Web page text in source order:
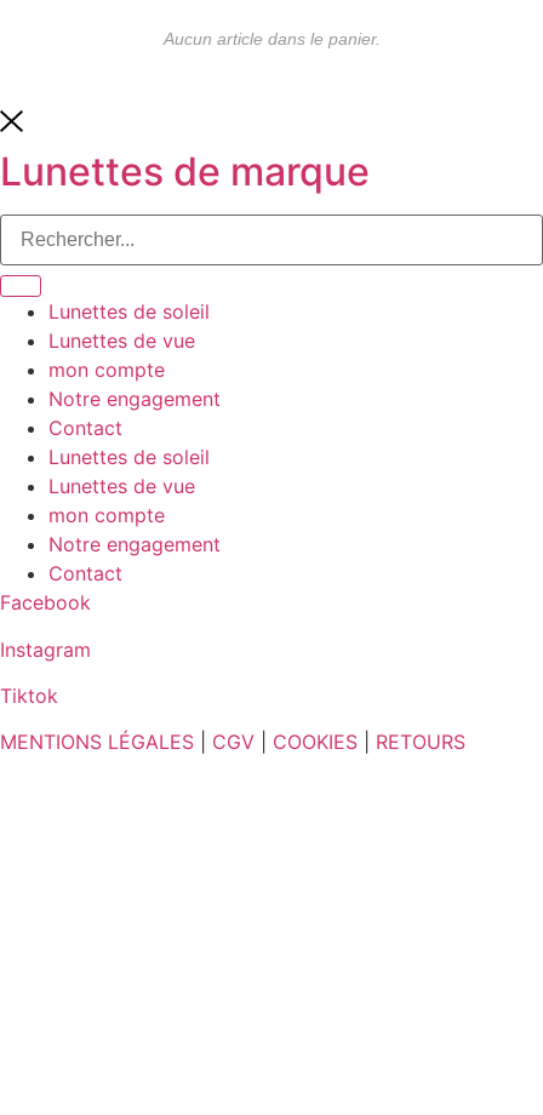
Aucun article dans le panier.
Lunettes de marque
Lunettes de soleil
Lunettes de vue
mon compte
Notre engagement
Contact
Lunettes de soleil
Lunettes de vue
mon compte
Notre engagement
Contact
Facebook
Instagram
Tiktok
MENTIONS LÉGALES
CGV COOKIES RETOURS